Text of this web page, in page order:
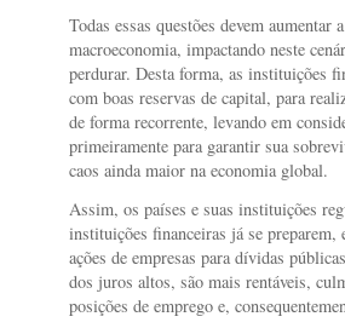
Todas essas questões devem aumentar
macroeconomia, impactando neste
perdurar. Desta forma, as instituições
com boas reservas de capital, para
de forma recorrente, levando em
primeiramente para garantir sua
caos ainda maior na economia global.
Assim, os países e suas instituições
instituições financeiras já se
ações de empresas para dívidas
dos juros altos, são mais rentáveis,
posições de emprego e,